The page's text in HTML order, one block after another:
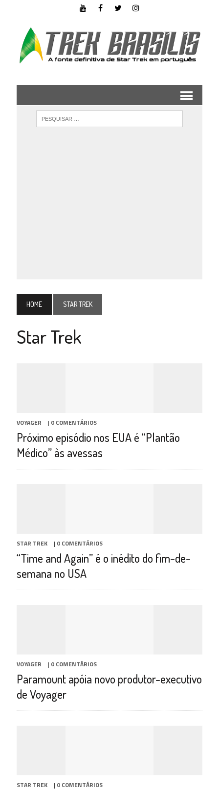
HOME STAR TREK
Star Trek
VOYAGER | 0 COMENTÁRIOS
Próximo episódio nos EUA é “Plantão
Médico” às avessas
STAR TREK | 0 COMENTÁRIOS
“Time and Again” é o inédito do fim-de-
semana no USA
VOYAGER | 0 COMENTÁRIOS
Paramount apóia novo produtor-executivo
de Voyager
STAR TREK | 0 COMENTÁRIOS